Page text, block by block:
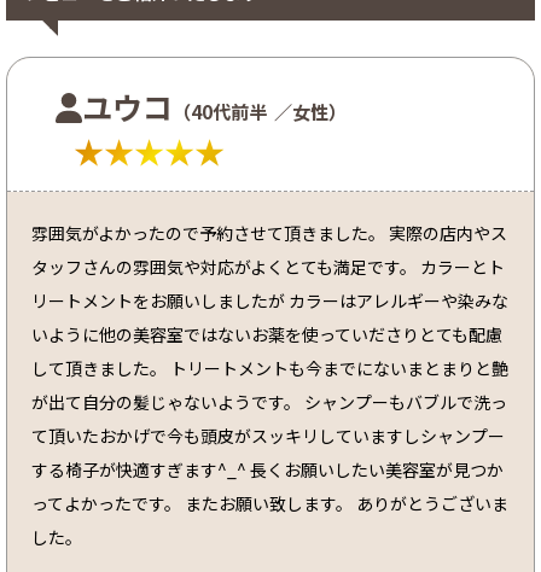
ユウコ （40代前半 ／女性）
★★★★★
雰囲気がよかったので予約させて頂きました。 実際の店内やス
タッフさんの雰囲気や対応がよくとても満足です。 カラーとト
リートメントをお願いしましたが カラーはアレルギーや染みな
いように他の美容室ではないお薬を使っていださりとても配慮
して頂きました。 トリートメントも今までにないまとまりと艶
が出て自分の髪じゃないようです。 シャンプーもバブルで洗っ
て頂いたおかげで今も頭皮がスッキリしていますしシャンプー
する椅子が快適すぎます^_^ 長くお願いしたい美容室が見つか
ってよかったです。 またお願い致します。 ありがとうございま
した。